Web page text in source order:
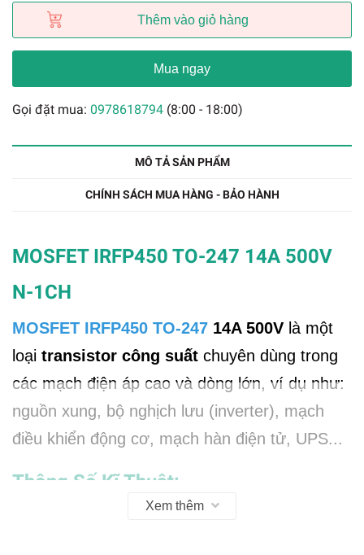
Thêm vào giỏ hàng
Mua ngay
Gọi đặt mua: 0978618794 (8:00 - 18:00)
MÔ TẢ SẢN PHẨM
CHÍNH SÁCH MUA HÀNG - BẢO HÀNH
MOSFET IRFP450 TO-247 14A 500V
N-1CH
MOSFET IRFP450 TO-247 14A 500V là một
loại transistor công suất chuyên dùng trong
các mạch điện áp cao và dòng lớn, ví dụ như:
nguồn xung, bộ nghịch lưu (inverter), mạch
điều khiển động cơ, mạch hàn điện tử, UPS...
Thông Số Kĩ Thuật:
Xem thêm